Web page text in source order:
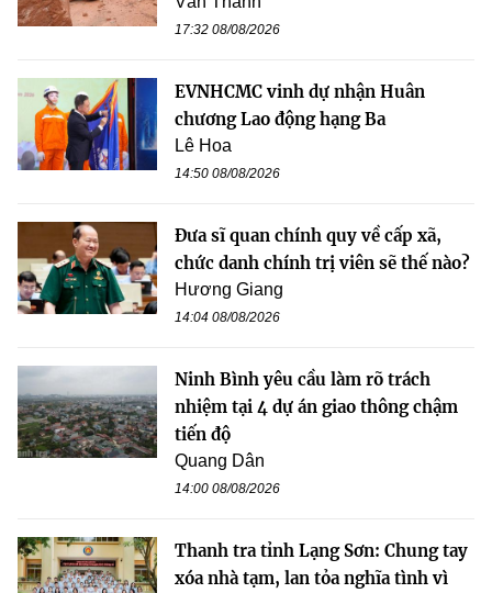
17:32 08/08/2026
EVNHCMC vinh dự nhận Huân
chương Lao động hạng Ba
Lê Hoa
14:50 08/08/2026
Đưa sĩ quan chính quy về cấp xã,
chức danh chính trị viên sẽ thế nào?
Hương Giang
14:04 08/08/2026
Ninh Bình yêu cầu làm rõ trách
nhiệm tại 4 dự án giao thông chậm
tiến độ
Quang Dân
14:00 08/08/2026
Thanh tra tỉnh Lạng Sơn: Chung tay
xóa nhà tạm, lan tỏa nghĩa tình vì